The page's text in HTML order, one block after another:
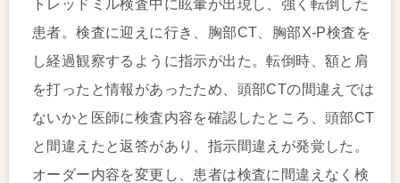
トレッドミル検査中に眩暈が出現し、強く転倒した
患者。検査に迎えに行き、胸部CT、胸部X-P検査を
し経過観察するように指示が出た。転倒時、額と肩
を打ったと情報があったため、頭部CTの間違えでは
ないかと医師に検査内容を確認したところ、頭部CT
と間違えたと返答があり、指示間違えが発覚した。
オーダー内容を変更し、患者は検査に間違えなく検